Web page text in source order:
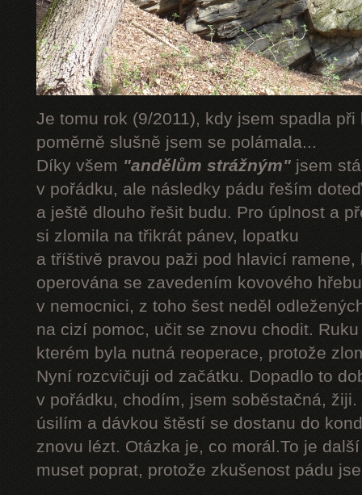
Je tomu rok (9/2011), kdy jsem spadla
poměrně slušně jsem se polámala...
Díky všem "andělům strážným" jsem
v pořádku, ale následky pádu řeším doteď
a ještě dlouho řešit budu. Pro úplnost a
si zlomila na třikrát pánev, lopatku
a tříštivě pravou paži pod hlavicí ramene,
operována se zavedením kovového
v nemocnici, z toho šest neděl
na cizí pomoc, učit se znovu chodit.
kterém byla nutná reoperace, protože
Nyní rozcvičuji od začátku. Dopadlo to
v pořádku, chodím, jsem soběstačná,
úsilím a dávkou štěstí se dostanu do
znovu lézt. Otázka je, co morál.To je
muset poprat, protože zkušenost pádu